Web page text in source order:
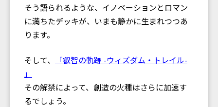
そう語られるような、イノベーションとロマン
に満ちたデッキが、いまも静かに生まれつつあ
ります。
そして、
「叡智の軌跡 -ウィズダム・トレイル-
」
その解禁によって、創造の火種はさらに加速す
るでしょう。